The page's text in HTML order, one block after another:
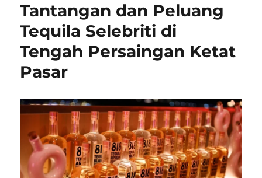
Tantangan dan Peluang
Tequila Selebriti di
Tengah Persaingan Ketat
Pasar